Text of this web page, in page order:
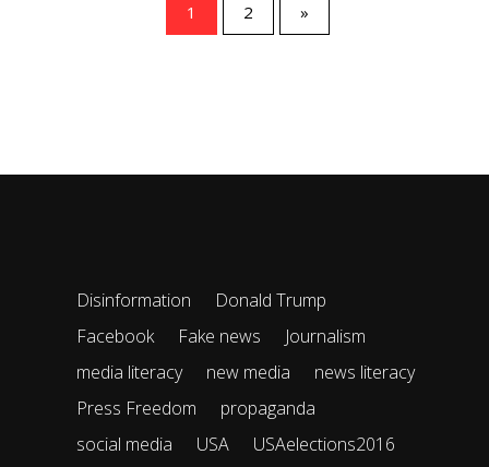
1 2 »
Disinformation
Donald Trump
Facebook
Fake news
Journalism
media literacy
new media
news literacy
Press Freedom
propaganda
social media
USA
USAelections2016